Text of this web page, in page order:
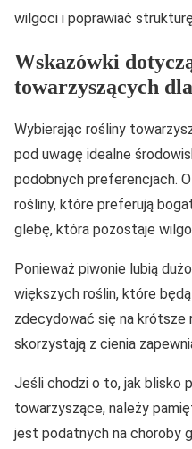
wilgoci i poprawiać
Wskazówki
towarzyszących
Wybierając rośliny
pod uwagę idealne
podobnych preferencjach.
rośliny, które preferują
glebę, która pozostaje
Ponieważ piwonie lubią
większych roślin, które
zdecydować się na krótsze
skorzystają z cienia
Jeśli chodzi o to, jak blisko
towarzyszące, należy
jest podatnych na choroby